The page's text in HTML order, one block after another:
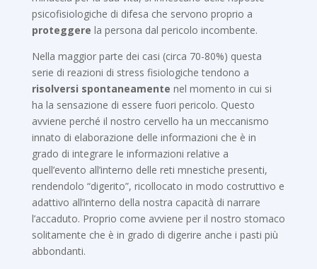
psicofisiologiche di difesa che servono proprio a
proteggere la persona dal pericolo incombente.
Nella maggior parte dei casi (circa 70-80%) questa
serie di reazioni di stress fisiologiche tendono a
risolversi spontaneamente nel momento in cui si
ha la sensazione di essere fuori pericolo. Questo
avviene perché il nostro cervello ha un meccanismo
innato di elaborazione delle informazioni che è in
grado di integrare le informazioni relative a
quell’evento all’interno delle reti mnestiche presenti,
rendendolo “digerito”, ricollocato in modo costruttivo e
adattivo all’interno della nostra capacità di narrare
l’accaduto. Proprio come avviene per il nostro stomaco
solitamente che è in grado di digerire anche i pasti più
abbondanti.